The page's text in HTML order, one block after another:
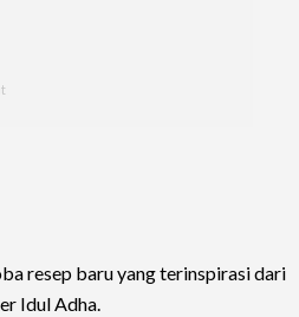
resep baru yang terinspirasi dari
Idul Adha.